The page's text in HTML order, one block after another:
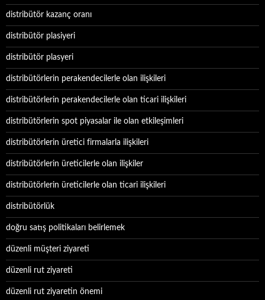
distribütör kazanç oranı
distribütör plasiyeri
distribütör plasyeri
distribütörlerin perakendecilerle olan ilişkileri
distribütörlerin perakendecilerle olan ticari ilişkileri
distribütörlerin spot piyasalar ile olan etkileşimleri
distribütörlerin üretici firmalarla ilişkileri
distribütörlerin üreticilerle olan ilişkiler
distribütörlerin üreticilerle olan ticari ilişkileri
distribütörlük
doğru satış politikaları belirlemek
düzenli müşteri ziyareti
düzenli rut ziyareti
düzenli rut ziyaretin önemi